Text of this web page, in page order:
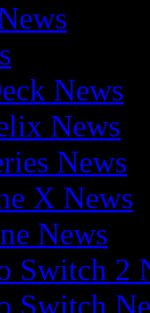
News
News
News
X News
News
Switch 2
Switch